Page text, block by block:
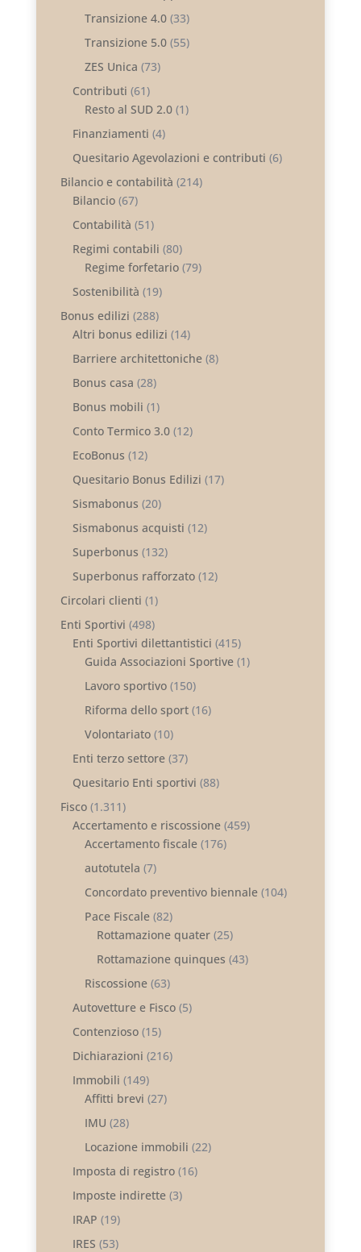
Transizione 4.0(33)
Transizione 5.0(55)
ZES Unica (73)
Contributi (61)
Resto al SUD 2.0(1)
Finanziamenti (4)
Quesitario Agevolazioni e contributi (6)
Bilancio e contabilità (214)
Bilancio(67)
Contabilità (51)
Regimi contabili (80)
Regime forfetario(79)
Sostenibilità (19)
Bonus edilizi (288)
Altri bonus edilizi (14)
Barriere architettoniche(8)
Bonus casa (28)
Bonus mobili (1)
Conto Termico 3.0(12)
EcoBonus (12)
Quesitario Bonus Edilizi (17)
Sismabonus (20)
Sismabonus acquisti (12)
Superbonus (132)
Superbonus rafforzato(12)
Circolari clienti (1)
Enti Sportivi (498)
Enti Sportivi dilettantistici (415)
Guida Associazioni Sportive(1)
Lavoro sportivo(150)
Riforma dello sport(16)
Volontariato(10)
Enti terzo settore(37)
Quesitario Enti sportivi (88)
Fisco(1.311)
Accertamento e riscossione(459)
Accertamento fiscale(176)
autotutela (7)
Concordato preventivo biennale(104)
Pace Fiscale(82)
Rottamazione quater(25)
Rottamazione quinques (43)
Riscossione(63)
Autovetture e Fisco(5)
Contenzioso(15)
Dichiarazioni (216)
Immobili (149)
Affitti brevi (27)
IMU (28)
Locazione immobili (22)
Imposta di registro(16)
Imposte indirette(3)
IRAP (19)
IRES (53)